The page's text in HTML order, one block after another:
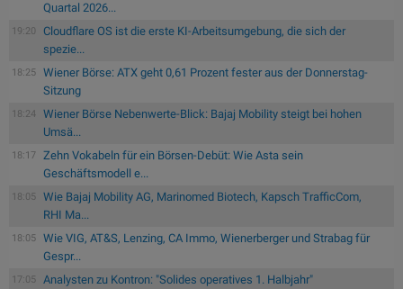
Quartal 2026...
19:20
Cloudflare OS ist die erste KI-Arbeitsumgebung, die sich der
spezie...
18:25
Wiener Börse: ATX geht 0,61 Prozent fester aus der Donnerstag-
Sitzung
18:24
Wiener Börse Nebenwerte-Blick: Bajaj Mobility steigt bei hohen
Umsä...
18:17
Zehn Vokabeln für ein Börsen-Debüt: Wie Asta sein
Geschäftsmodell e...
18:05
Wie Bajaj Mobility AG, Marinomed Biotech, Kapsch TrafficCom,
RHI Ma...
18:05
Wie VIG, AT&S, Lenzing, CA Immo, Wienerberger und Strabag für
Gespr...
17:05 Analysten zu Kontron: "Solides operatives 1. Halbjahr"